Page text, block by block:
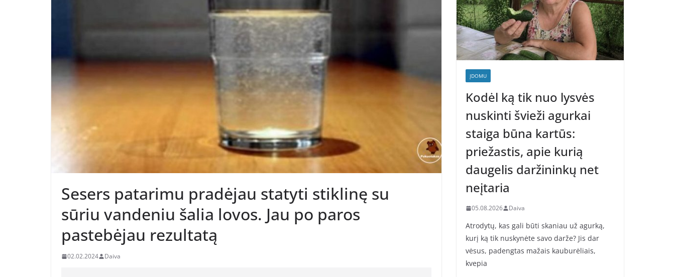
Sesers patarimu pradėjau statyti stiklinę su
sūriu vandeniu šalia lovos. Jau po paros
pastebėjau rezultatą
02.02.2024 Daiva
ĮDOMU
Kodėl ką tik nuo lysvės
nuskinti švieži agurkai
staiga būna kartūs:
priežastis, apie kurią
daugelis daržininkų net
neįtaria
05.08.2026 Daiva
Atrodytų, kas gali būti skaniau už agurką,
kurį ką tik nuskynėte savo darže? Jis dar
vėsus, padengtas mažais kauburėliais,
kvepia